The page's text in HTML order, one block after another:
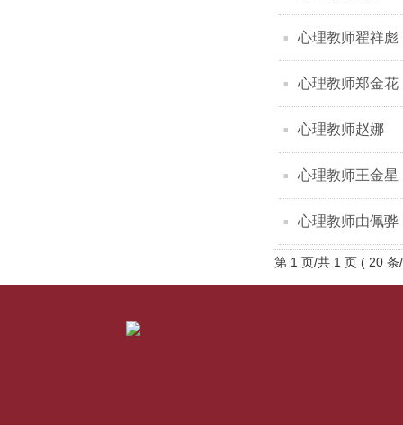
心理教师翟祥彪
心理教师郑金花
心理教师赵娜
心理教师王金星
心理教师由佩骅
第 1 页/共 1 页 ( 20